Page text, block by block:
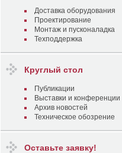
Доставка оборудования
Проектирование
Монтаж и пусконаладка
Техподдержка
Круглый стол
Публикации
Выставки и конференции
Архив новостей
Техническое обозрение
Оставьте заявку!